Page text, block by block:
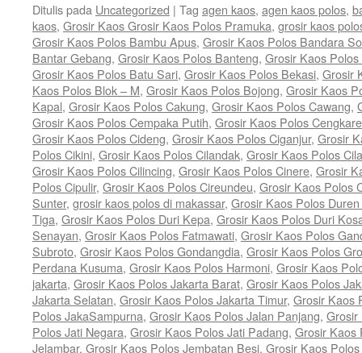
Ditulis pada Uncategorized | Tag agen kaos, agen kaos polos,
kaos, Grosir Kaos Grosir Kaos Polos Pramuka, grosir kaos
Grosir Kaos Polos Bambu Apus, Grosir Kaos Polos Bandara
Bantar Gebang, Grosir Kaos Polos Banteng, Grosir Kaos
Grosir Kaos Polos Batu Sari, Grosir Kaos Polos Bekasi, Grosir
Kaos Polos Blok – M, Grosir Kaos Polos Bojong, Grosir Kaos
Kapal, Grosir Kaos Polos Cakung, Grosir Kaos Polos Cawang,
Grosir Kaos Polos Cempaka Putih, Grosir Kaos Polos
Grosir Kaos Polos Cideng, Grosir Kaos Polos Ciganjur, Grosir
Polos Cikini, Grosir Kaos Polos Cilandak, Grosir Kaos Polos
Grosir Kaos Polos Cilincing, Grosir Kaos Polos Cinere, Grosir
Polos Cipulir, Grosir Kaos Polos Cireundeu, Grosir Kaos Polos
Sunter, grosir kaos polos di makassar, Grosir Kaos Polos
Tiga, Grosir Kaos Polos Duri Kepa, Grosir Kaos Polos Duri
Senayan, Grosir Kaos Polos Fatmawati, Grosir Kaos Polos
Subroto, Grosir Kaos Polos Gondangdia, Grosir Kaos Polos
Perdana Kusuma, Grosir Kaos Polos Harmoni, Grosir Kaos
jakarta, Grosir Kaos Polos Jakarta Barat, Grosir Kaos Polos
Jakarta Selatan, Grosir Kaos Polos Jakarta Timur, Grosir Kaos
Polos JakaSampurna, Grosir Kaos Polos Jalan Panjang, Grosir
Polos Jati Negara, Grosir Kaos Polos Jati Padang, Grosir Kaos
Jelambar, Grosir Kaos Polos Jembatan Besi, Grosir Kaos